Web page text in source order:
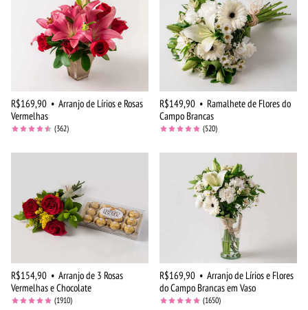
R$169,90 • Arranjo de Lírios e Rosas
Vermelhas
(362)
R$149,90 • Ramalhete de Flores do
Campo Brancas
(520)
R$154,90 • Arranjo de 3 Rosas
Vermelhas e Chocolate
(1910)
R$169,90 • Arranjo de Lírios e Flores
do Campo Brancas em Vaso
(1650)